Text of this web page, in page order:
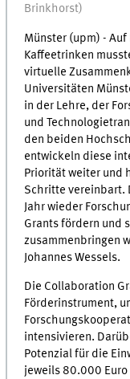
Brinkhorst)
Münster (upm) -
Kaffeetrinken
virtuelle
Universitäten
in der Lehre, der
und
den beiden
entwickeln diese
Priorität weiter und
Schritte vereinbart.
Jahr wieder
Grants fördern und
zusammenbringen
Johannes Wessels.
Die Collaboration
Förderinstrument,
intensivieren.
Potenzial für die
jeweils 80.000